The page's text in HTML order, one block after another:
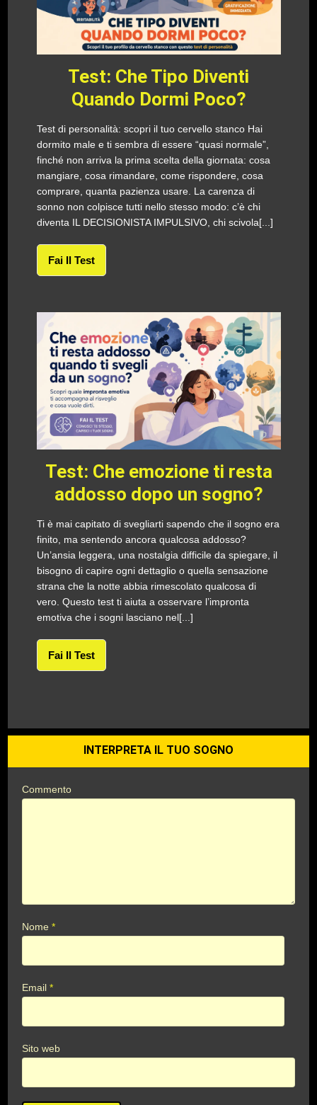
Test: Che Tipo Diventi
Quando Dormi Poco?
Test di personalità: scopri il tuo cervello stanco Hai
dormito male e ti sembra di essere “quasi normale”,
finché non arriva la prima scelta della giornata: cosa
mangiare, cosa rimandare, come rispondere, cosa
comprare, quanta pazienza usare. La carenza di
sonno non colpisce tutti nello stesso modo: c’è chi
diventa IL DECISIONISTA IMPULSIVO, chi scivola[...]
Fai Il Test
Test: Che emozione ti resta
addosso dopo un sogno?
Ti è mai capitato di svegliarti sapendo che il sogno era
finito, ma sentendo ancora qualcosa addosso?
Un’ansia leggera, una nostalgia difficile da spiegare, il
bisogno di capire ogni dettaglio o quella sensazione
strana che la notte abbia rimescolato qualcosa di
vero. Questo test ti aiuta a osservare l’impronta
emotiva che i sogni lasciano nel[...]
Fai Il Test
INTERPRETA IL TUO SOGNO
Commento
Nome*
Email*
Sito web